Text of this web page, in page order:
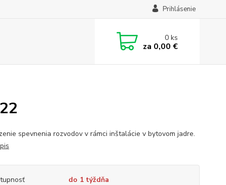
Prihlásenie
0ks
za 0,00 €
spevnenia rozvodov v rámci inštalácie v bytovom jadre.
do 1 týždňa